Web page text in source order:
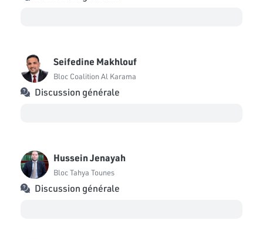
Seifedine Makhlouf
Bloc Coalition Al Karama
Discussion générale
Hussein Jenayah
Bloc Tahya Tounes
Discussion générale